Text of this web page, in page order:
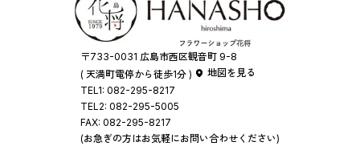
〒733-0031 広島市西区観音町 9-8
( 天満町電停から徒歩1分 )
地図を見る
TEL1: 082-295-8217
TEL2: 082-295-5005
FAX: 082-295-8217
(お急ぎの方はお気軽にお問い合わせください)